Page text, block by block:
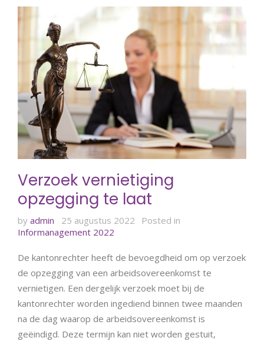
Verzoek vernietiging
opzegging te laat
by admin 25 augustus 2022
Posted in
Informanagement 2022
De kantonrechter heeft de bevoegdheid om op verzoek
de opzegging van een arbeidsovereenkomst te
vernietigen. Een dergelijk verzoek moet bij de
kantonrechter worden ingediend binnen twee maanden
na de dag waarop de arbeidsovereenkomst is
geëindigd. Deze termijn kan niet worden gestuit,